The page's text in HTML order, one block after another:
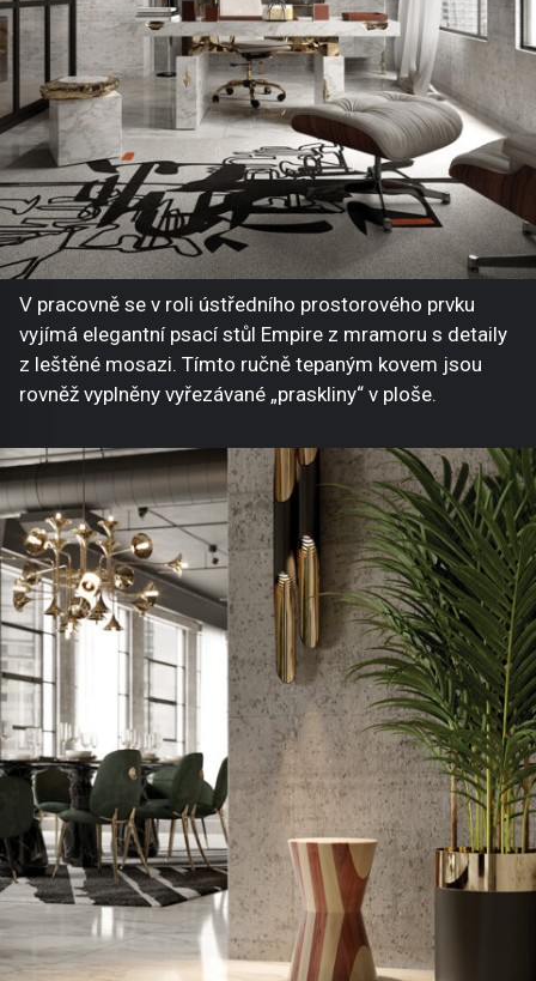
V pracovně se v roli ústředního prostorového prvku
vyjímá elegantní psací stůl Empire z mramoru s detaily
z leštěné mosazi. Tímto ručně tepaným kovem jsou
rovněž vyplněny vyřezávané „praskliny“ v ploše.